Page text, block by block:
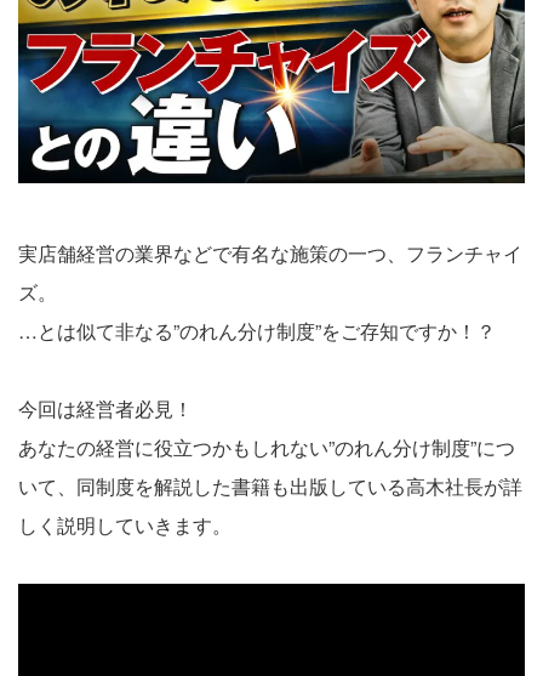
実店舗経営の業界などで有名な施策の一つ、フランチャイ
ズ。
…とは似て非なる”のれん分け制度”をご存知ですか！？
今回は経営者必見！
あなたの経営に役立つかもしれない”のれん分け制度”につ
いて、同制度を解説した書籍も出版している高木社長が詳
しく説明していきます。